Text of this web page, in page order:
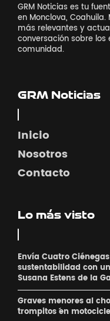
GRM Noticias es tu
en Monclova,
más relevantes y
conversación sobre
comunidad.
GRM Noticias
Inicio
Nosotros
Contacto
Lo más visto
Envía Cuatro
sustentabilidad con
Susana Estens de la
Graves menores al
´trompitos ´en